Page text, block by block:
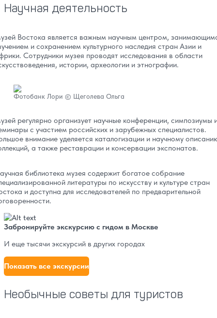
Научная деятельность
Востока является важным научным центром,
и сохранением культурного наследия стран Азии и
Сотрудники музея проводят исследования в области
истории, археологии и этнографии.
Фотобанк Лори © Щеголева Ольга
регулярно организует научные конференции, симпозиумы
с участием российских и зарубежных специалистов.
внимание уделяется каталогизации и научному
а также реставрации и консервации экспонатов.
библиотека музея содержит богатое собрание
литературы по искусству и культуре стран
и доступна для исследователей по предварительной
Забронируйте экскурсию с гидом в Москве
И еще тысячи экскурсий в других городах
Показать все экскурсии
Необычные советы для туристов